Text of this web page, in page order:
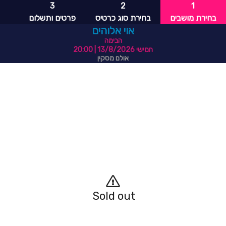
1
בחירת מושבים
2
בחירת סוג כרטיס
3
פרטים ותשלום
אוי אלוהים
הבימה
חמישי 13/8/2026
אולם מסקין
Sold out